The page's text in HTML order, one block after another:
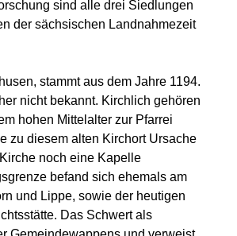
2021
2019
2018
2017
2016
Grußwort des
2016
2015 Grußwort des
Donnerstags
sind alle drei Siedlungen
der sächsischen Landnahmezeit
stammt aus dem Jahre 1194.
nicht bekannt. Kirchlich gehören
hohen Mittelalter zur Pfarrei
zu diesem alten Kirchort Ursache
noch eine Kapelle
befand sich ehemals am
und Lippe, sowie der heutigen
Das Schwert als